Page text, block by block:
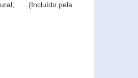
(Incluído pela